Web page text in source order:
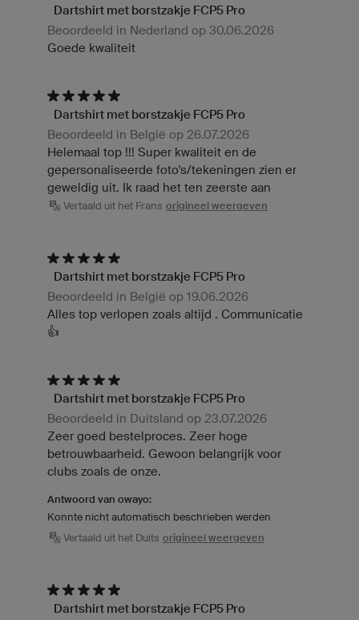
Dartshirt met borstzakje FCP5 Pro
Beoordeeld in Nederland op 30.06.2026
Goede kwaliteit
Dartshirt met borstzakje FCP5 Pro
Beoordeeld in België op 26.07.2026
Helemaal top !!! Super kwaliteit en de
gepersonaliseerde foto's/tekeningen zien er
geweldig uit. Ik raad het ten zeerste aan
Vertaald uit het Frans origineel weergeven
Dartshirt met borstzakje FCP5 Pro
Beoordeeld in België op 19.06.2026
Alles top verlopen zoals altijd . Communicatie
👍
Dartshirt met borstzakje FCP5 Pro
Beoordeeld in Duitsland op 23.07.2026
Zeer goed bestelproces. Zeer hoge
betrouwbaarheid. Gewoon belangrijk voor
clubs zoals de onze.
Antwoord van owayo:
Konnte nicht automatisch beschrieben werden
Vertaald uit het Duits origineel weergeven
Dartshirt met borstzakje FCP5 Pro